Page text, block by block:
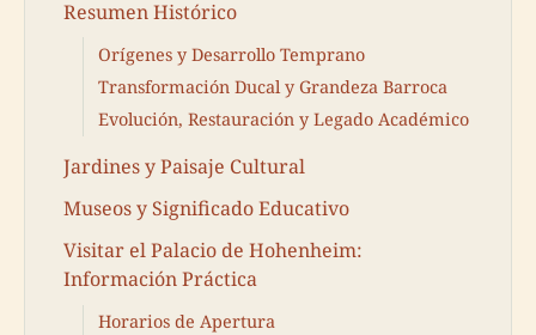
Resumen Histórico
Orígenes y Desarrollo Temprano
Transformación Ducal y Grandeza Barroca
Evolución, Restauración y Legado Académico
Jardines y Paisaje Cultural
Museos y Significado Educativo
Visitar el Palacio de Hohenheim:
Información Práctica
Horarios de Apertura